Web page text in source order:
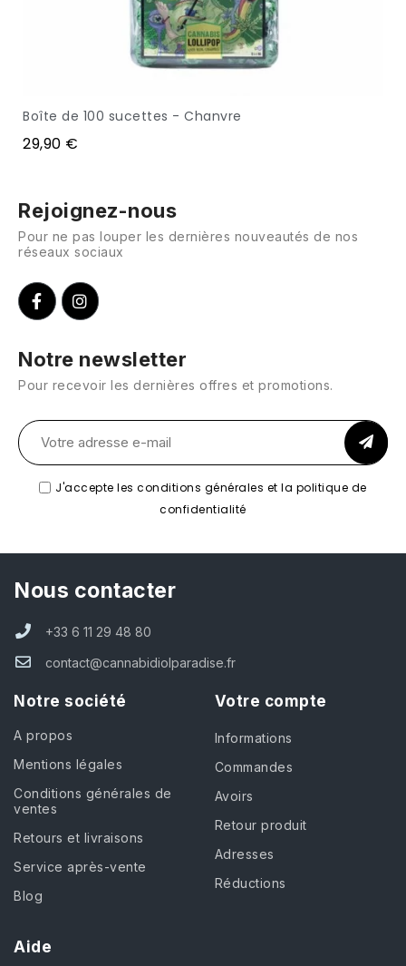
APERÇU
Boîte de 100 sucettes - Chanvre
29,90 €
Rejoignez-nous
Pour ne pas louper les dernières nouveautés de nos
réseaux sociaux
Notre newsletter
Pour recevoir les dernières offres et promotions.
J'accepte les conditions générales et la politique de
confidentialité
Nous contacter
+33 6 11 29 48 80
contact@cannabidiolparadise.fr
Notre société
A propos
Mentions légales
Conditions générales de
ventes
Retours et livraisons
Service après-vente
Blog
Votre compte
Informations
Commandes
Avoirs
Retour produit
Adresses
Réductions
Aide